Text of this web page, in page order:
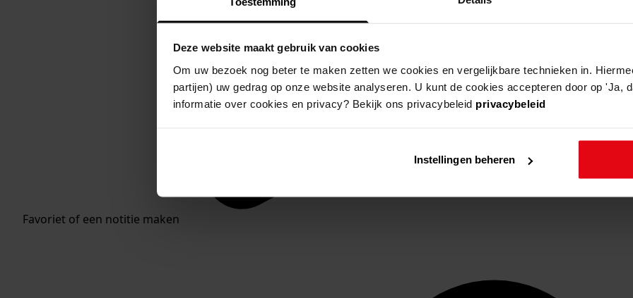
Deze website maakt gebruik van cookies
Om uw bezoek nog beter te maken zetten we cookies en vergelijkbare technieken in.
partijen) uw gedrag op onze website analyseren. U kunt de cookies accepteren door op 'Ja,
informatie over cookies en privacy? Bekijk ons privacybeleid privacybeleid
Instellingen beheren
Favoriet of een notitie maken